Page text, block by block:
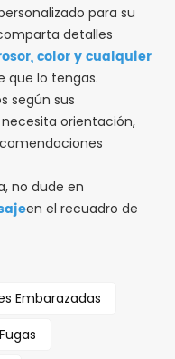
para su
detalles
color y cualquier
que lo tengas.
según sus
orientación,
no dude en
en el recuadro de
Embarazadas